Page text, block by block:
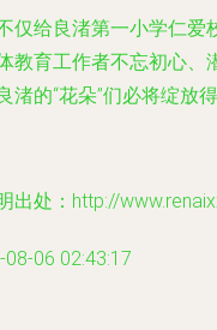
仅给良渚第一小学仁
教育工作者不忘初心、
渚的“花朵”们必将绽放
出处：http://
06 02:43:17